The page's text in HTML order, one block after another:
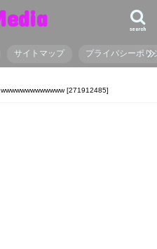
search
サイトマップ プライバシーポリ
[271912485]